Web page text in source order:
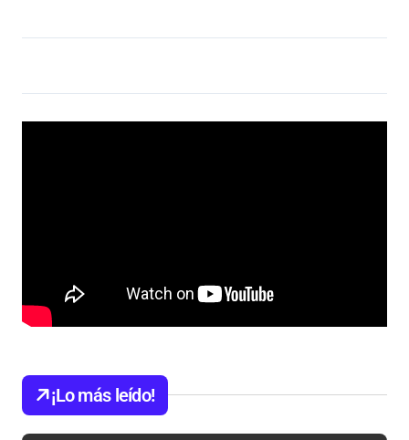
¡Lo más leído!